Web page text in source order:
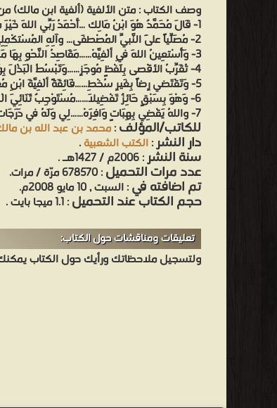
وصف الكتاب :متن الألفية (ألفية ابن مالك)
1- قَالَ مُحَمَّدٌ هُوَ ابْنُ مَالِك …أَحْمَدُ رَبِّي اللهَ خَيْرَ مَالِكِ
2- مُصَلِّياً عَلَى النَّبيِّ الْمُصْطفَى… وآلِهِ المُسْتكْمِلِينَ الشَّرَفَا
3- وَأَسْتعِينُ اللهَ فِي ألْفِيَّهْ……مَقَاصِدُ النَّحْوِ بِهَا مَحْوِيَّهْ
4- تُقَرِّبُ الأقْصى بِلَفْظٍ مُوجَزِ……وَتَبْسُطُ الْبَذْلَ بِوَعْدٍ مُنْجَزِ
5- وَتَقْتَضي رِضاً بِغَيرِ سُخْطِ……فَائِقَةً ألْفِيَّةَ ابْنِ مُعْطِي
6- وَهْوَ بِسَبْقٍ حَائِزٌ تَفْضِيلاَ……مُسْتَوْجِبٌ ثَنَائِيَ الْجَمِيلا
7- واللهُ يَقْضِي بِهِبَاتٍ وَافِرَهْ……لِي وَلَهُ في دَرَجَاتِ الآخِرهْ
للكاتب/المؤلف:محمد بن عبد الله بن
دار النشر:الكتب الشعبية.
سنة النشر: 2006م / 1427هـ .
عدد مرات التحميل: 678570 مرّة / مرات.
تم اضافته في: السبت , 10 مايو 2008م.
حجم الكتاب عند التحميل: 1.1 ميجا بايت .
تعليقات ومناقشات حول الكتاب:
ولتسجيل ملاحظاتك ورأيك حول الكتاب